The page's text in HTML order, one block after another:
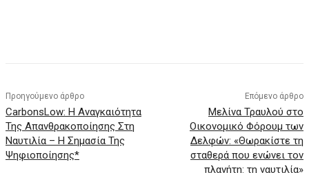
Προηγούμενο άρθρο
CarbonsLow: Η Αναγκαιότητα
Της Απανθρακοποίησης Στη
Ναυτιλία – Η Σημασία Της
Ψηφιοποίησης*
Επόμενο άρθρο
Μελίνα Τραυλού στο
Οικονομικό Φόρουμ των
Δελφών: «Θωρακίστε τη
σταθερά που ενώνει τον
πλανήτη: τη ναυτιλία»